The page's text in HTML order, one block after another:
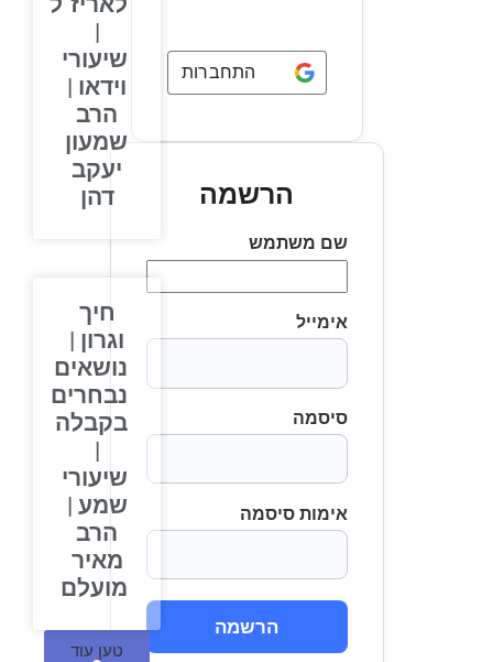
התחברות באמצעותGoogle
הרשמה
שם משתמש
אימייל
סיסמה
אימות סיסמה
הרשמה
שיעורי
וידאו |
הרב
שמעון
יעקב
דהן
חיך
וגרון |
נושאים
נבחרים
בקבלה
שיעורי
שמע |
הרב
מאיר
מועלם
טען עוד